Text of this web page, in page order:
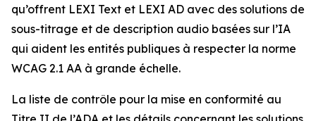
qu’offrent LEXI Text et LEXI AD avec des solutions de
sous-titrage et de description audio basées sur l’IA
qui aident les entités publiques à respecter la norme
WCAG 2.1 AA à grande échelle.
La liste de contrôle pour la mise en conformité au